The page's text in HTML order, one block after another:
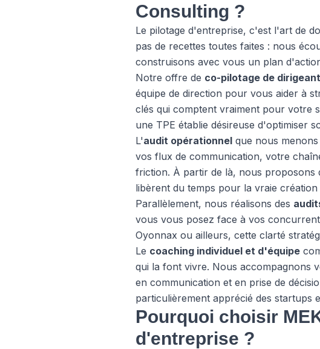
Consulting ?
Le pilotage d'entreprise, c'est l'art de
pas de recettes toutes faites : nous
construisons avec vous un plan
Notre offre de co-pilotage de dirigeant
équipe de direction pour vous aider à
clés qui comptent vraiment pour votre
une TPE établie désireuse d'optimiser
L'audit opérationnel que nous
vos flux de communication, votre
friction. À partir de là, nous proposons
libèrent du temps pour la vraie création
Parallèlement, nous réalisons des
vous vous posez face à vos
Oyonnax ou ailleurs, cette clarté
Le coaching individuel et d'équipe
qui la font vivre. Nous accompagnons
en communication et en prise de
particulièrement apprécié des startups
Pourquoi choisir
d'entreprise ?